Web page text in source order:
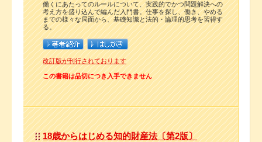
働くにあたってのルールについて、実践的でかつ問題解決への
考え方を盛り込んで編んだ入門書。仕事を探し、働き、やめる
までの様々な局面から、基礎知識と法的・論理的思考を習得す
る。
改訂版が刊行されております
この書籍は品切につき入手できません
18歳からはじめる知的財産法〔第2版〕